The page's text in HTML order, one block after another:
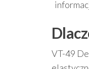
VT-49